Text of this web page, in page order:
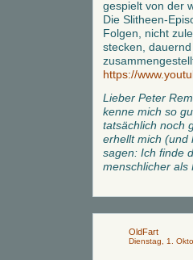
gespielt von der
Die Slitheen-
Folgen, nicht
stecken,
https://
Lieber Peter
kenne mich so
tatsächlich noch
erhellt mich (und
sagen: Ich finde
menschlicher als
OldFart
Dienstag, 1.